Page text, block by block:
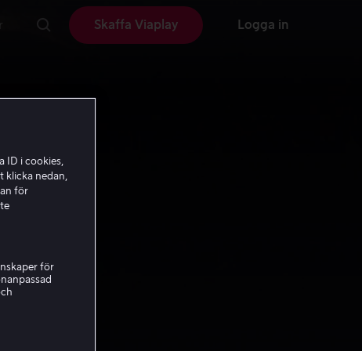
Skaffa Viaplay Logga in
ID i cookies,
nedan,
för
för